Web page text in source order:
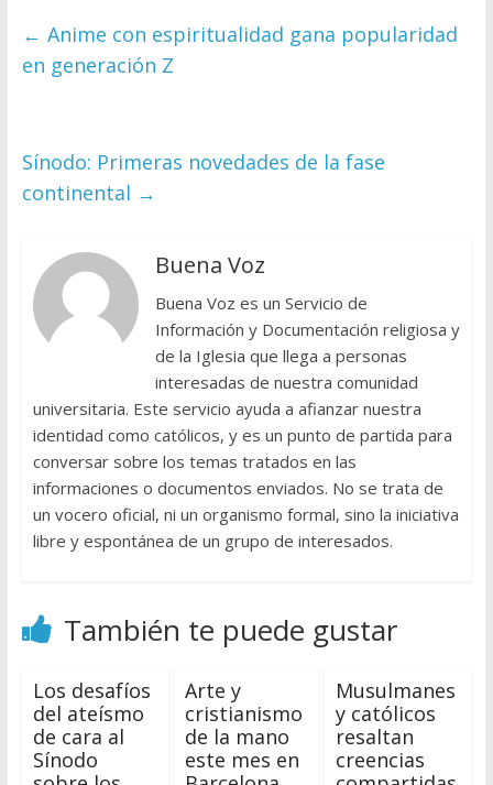
← Anime con espiritualidad gana popularidad
en generación Z
Sínodo: Primeras novedades de la fase
continental →
Buena Voz
Buena Voz es un Servicio de
Información y Documentación religiosa y
de la Iglesia que llega a personas
interesadas de nuestra comunidad
universitaria. Este servicio ayuda a afianzar nuestra
identidad como católicos, y es un punto de partida para
conversar sobre los temas tratados en las
informaciones o documentos enviados. No se trata de
un vocero oficial, ni un organismo formal, sino la iniciativa
libre y espontánea de un grupo de interesados.
También te puede gustar
Los desafíos
del ateísmo
de cara al
Sínodo
Arte y
cristianismo
de la mano
este mes en
Musulmanes
y católicos
resaltan
creencias